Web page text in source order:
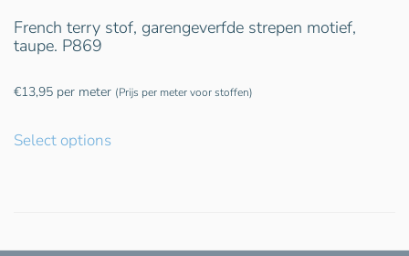
French terry stof, garengeverfde strepen motief,
taupe. P869
€13,95 per meter (Prijs per meter voor stoffen)
Select options